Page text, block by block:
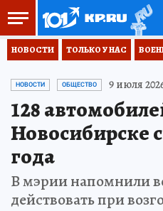
НОВОСТИ ТОЛЬКО У НАС
НОВОСТИ ОБЩЕСТВО 9 июля
128
Новосибирске
года
В мэрии напомнили
действовать при